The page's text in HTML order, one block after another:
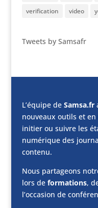
verification
video
Tweets by Samsafr
L’équipe de Samsa.fr
nouveaux outils et
initier ou suivre les
numérique des
contenu.
Nous partageons
lors de formations,
l’occasion de